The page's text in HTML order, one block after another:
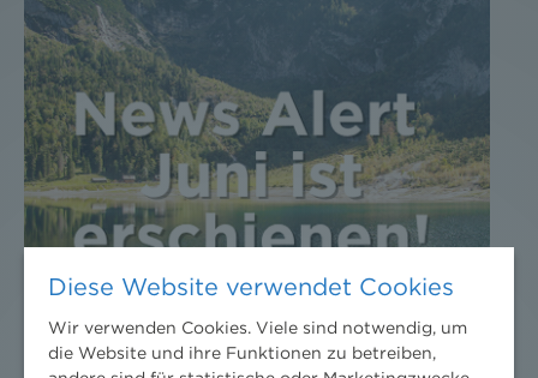
Diese Website verwendet Cookies
Wir verwenden Cookies. Viele sind notwendig, um
die Website und ihre Funktionen zu betreiben,